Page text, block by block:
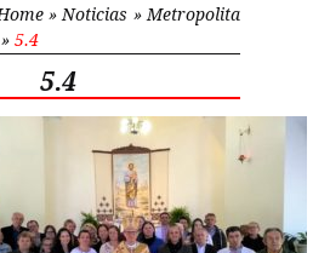
» Noticias » Metropolita
» 5.4
5.4